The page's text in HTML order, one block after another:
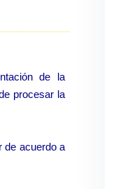
de la
procesar la
de acuerdo a